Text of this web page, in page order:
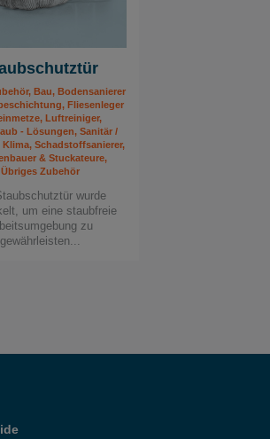
Bau, Bodensanierer
Fliesenleger
Luftreiniger,
- Lösungen, Sanitär /
Klima, Schadstoffsanierer,
& Stuckateure,
Übriges Zubehör
wurde
um eine staubfreie
zu
gewährleisten...